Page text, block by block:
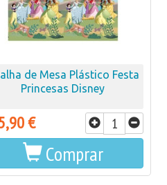
de Mesa Plástico Festa
Princesas Disney
€
Comprar